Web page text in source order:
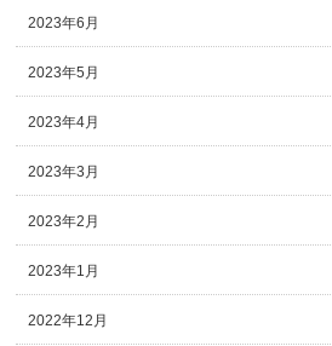
2023年6月
2023年5月
2023年4月
2023年3月
2023年2月
2023年1月
2022年12月